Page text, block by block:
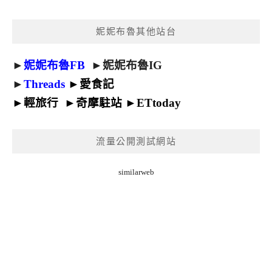
妮妮布魯其他站台
►妮妮布魯FB ►妮妮布魯IG
►Threads ► 愛食記
►輕旅行 ► 奇摩駐站 ►ETtoday
流量公開測試網站
similarweb